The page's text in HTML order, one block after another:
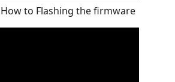
How to Flashing the firmware